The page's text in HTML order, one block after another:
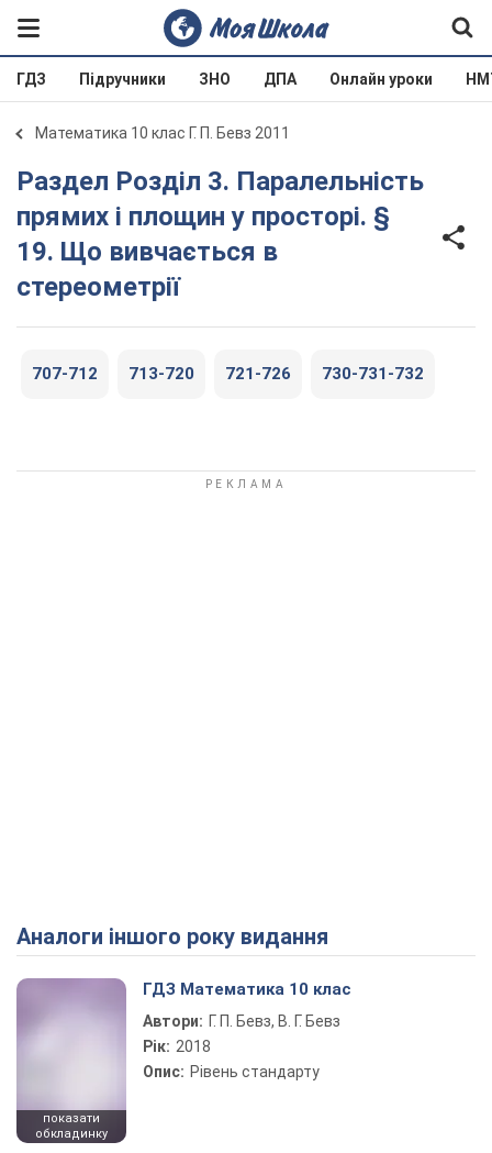
ГДЗ Підручники ЗНО ДПА Онлайн уроки
Математика 10 клас Г. П. Бевз 2011
Раздел Розділ 3. Паралельність
прямих і площин у просторі. §
19. Що вивчається в
стереометрії
707-712 713-720 721-726 730-731-732
Аналоги іншого року видання
показати
обкладинку
ГДЗ Математика 10 клас
Автори: Г. П. Бевз, В. Г. Бевз
Рік: 2018
Опис: Рівень стандарту